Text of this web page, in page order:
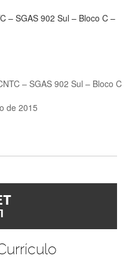
– SGAS 902 Sul – Bloco C –
– SGAS 902 Sul – Bloco C
de 2015